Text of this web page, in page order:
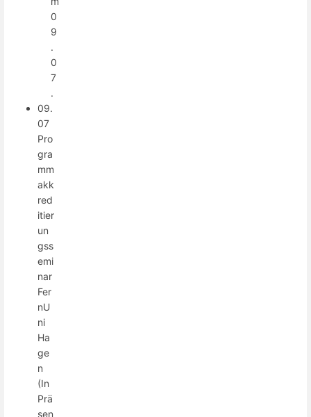
0
9
.
0
7
.
09.
07
Pro
gra
mm
akk
red
itier
un
gss
emi
nar
Fer
nU
ni
Ha
ge
n
(In
Prä
sen